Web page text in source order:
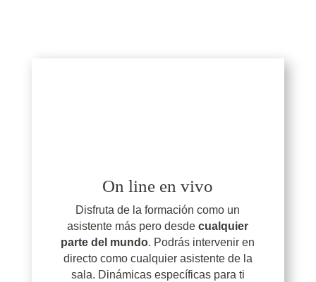
On line en vivo
Disfruta de la formación como un
asistente más pero desdecualquier
parte del mundo. Podrás intervenir en
directo como cualquier asistente de la
sala. Dinámicas específicas para ti